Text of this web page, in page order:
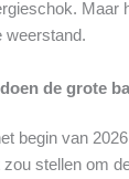
Maar
weerstand.
de grote
begin van
stellen om